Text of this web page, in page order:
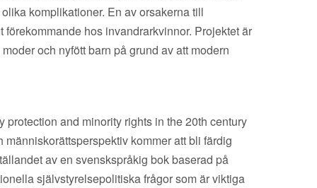
komplikationer. En av orsakerna till
hos invandrarkvinnor. Projektet är
och nyfött barn på grund av att modern
and minority rights in the 20th century
kommer att bli färdig
av en svenskspråkig bok baserad på
självstyrelsepolitiska frågor som är viktiga